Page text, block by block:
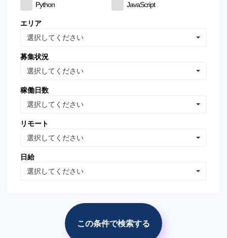
Python JavaScript
CSS
MySQL
Oracle Database
Linux
VB.NET
WordPress
市場調査・分析 競合調査・分析
エリア
選択してください
募集状況
選択してください
稼働日数
選択してください
リモート
選択してください
日給
選択してください
この条件で検索する